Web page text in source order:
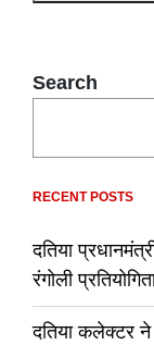
Search
RECENT POSTS
दतिया
रंगोली
दतिया कलेक्टर ने